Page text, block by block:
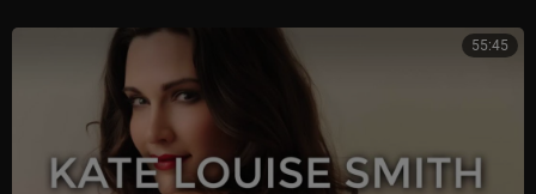
55:45